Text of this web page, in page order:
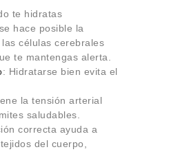
te hidratas
hace posible la
células cerebrales
te mantengas alerta.
: Hidratarse bien evita el
la tensión arterial
saludables.
correcta ayuda a
del cuerpo,